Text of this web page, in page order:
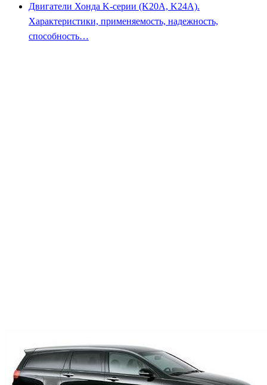
Двигатели Хонда K-серии (K20A, K24A).
Характеристики, применяемость, надежность,
способность…